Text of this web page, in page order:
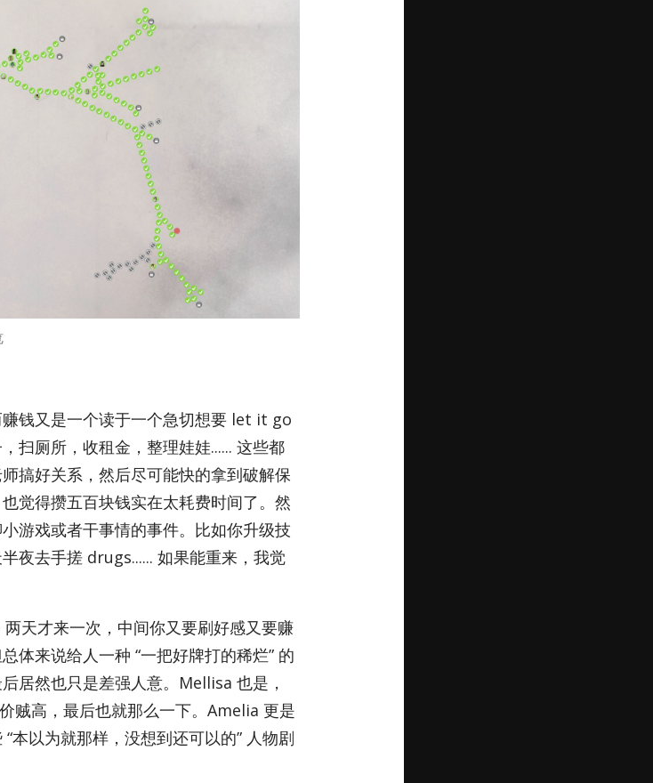
钱又是一个读于一个急切想要 let it go
扫厕所，收租金，整理娃娃...... 这些都
搞好关系，然后尽可能快的拿到破解保
觉得攒五百块钱实在太耗费时间了。然
游戏或者干事情的事件。比如你升级技
夜去手搓 drugs...... 如果能重来，我觉
天才来一次，中间你又要刷好感又要赚
体来说给人一种 “一把好牌打的稀烂” 的
居然也只是差强人意。Mel­lisa 也是，
贼高，最后也就那么一下。Amelia 更是
本以为就那样，没想到还可以的” 人物剧